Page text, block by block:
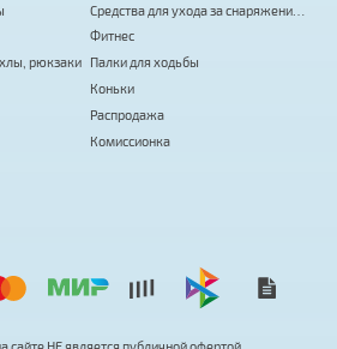
рюкзаки
Средства для ухода за снаряжением
Фитнес
Палки для ходьбы
Коньки
Распродажа
Комиссионка